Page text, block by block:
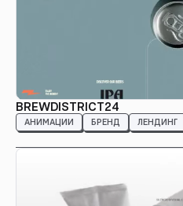
BREWDISTRICT24
АНИМАЦИИ БРЕНД ЛЕНДИНГ